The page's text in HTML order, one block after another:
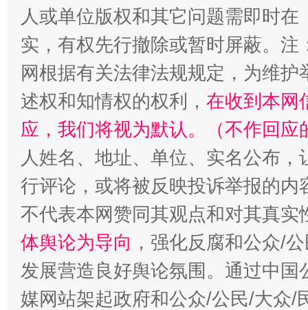
人或单位版权和其它问题需即时在
实，有权先行撤除或暂时屏蔽。
网根据有关法律法规规定，为维
述权和知情权的权利， 在收到本网
应，我们将视为默认。（不作回应
人姓名、地址、单位、实名公布
行评论，或将被反映投诉举报的
不代表本网赞同其观点和对其真实
体舆论为导向 ，强化反腐和公众/
发展营造良好舆论氛围。通过中
媒网站架起政府和公众/公民/大众/